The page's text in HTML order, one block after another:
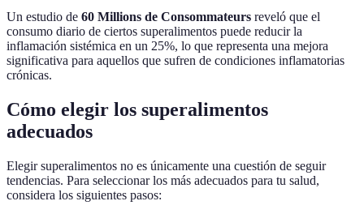
Un estudio de 60 Millions de Consommateurs reveló que el
consumo diario de ciertos superalimentos puede reducir la
inflamación sistémica en un 25%, lo que representa una mejora
significativa para aquellos que sufren de condiciones inflamatorias
crónicas.
Cómo elegir los superalimentos
adecuados
Elegir superalimentos no es únicamente una cuestión de seguir
tendencias. Para seleccionar los más adecuados para tu salud,
considera los siguientes pasos: